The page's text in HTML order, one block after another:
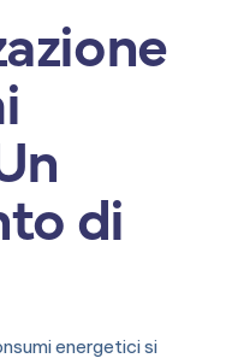
di
energetici si